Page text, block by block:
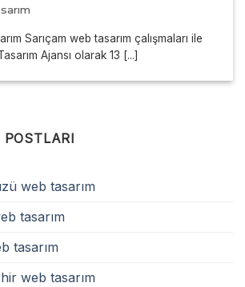
Sarıçam web tasarım çalışmaları ile
Ajansı olarak 13 [...]
web tasarım
tasarım
tasarım
web tasarım